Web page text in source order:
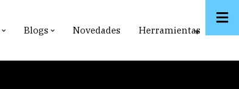
Blogs Novedades Herramientas